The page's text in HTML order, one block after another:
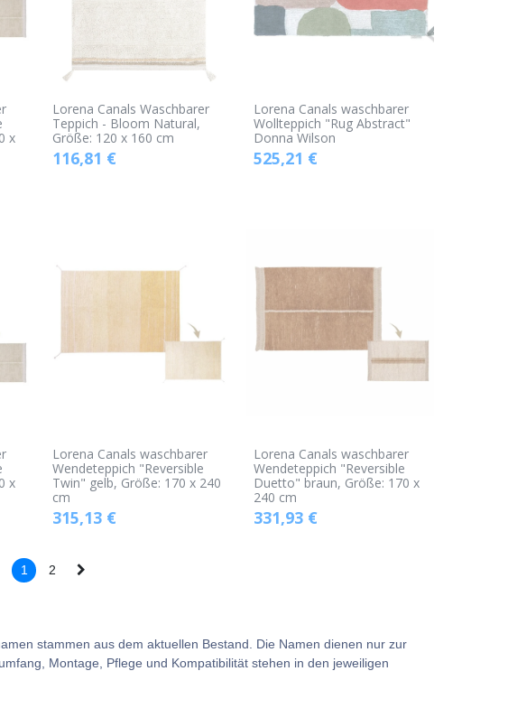
x
Lorena Canals Waschbarer
Teppich - Bloom Natural,
Größe: 120 x 160 cm
116,81 €
Lorena Canals waschbarer
Wollteppich "Rug Abstract"
Donna Wilson
525,21 €
x
Lorena Canals waschbarer
Wendeteppich "Reversible
Twin" gelb, Größe: 170 x 240
cm
315,13 €
Lorena Canals waschbarer
Wendeteppich "Reversible
Duetto" braun, Größe: 170 x
240 cm
331,93 €
1 2
stammen aus dem aktuellen Bestand. Die Namen dienen nur zur
Montage, Pflege und Kompatibilität stehen in den jeweiligen